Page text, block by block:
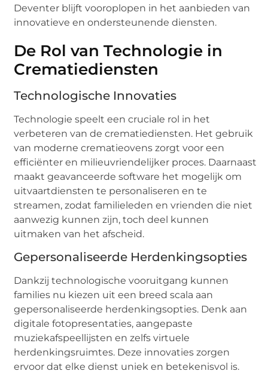
Deventer blijft vooroplopen in het aanbieden van
innovatieve en ondersteunende diensten.
De Rol van Technologie in
Crematiediensten
Technologische Innovaties
Technologie speelt een cruciale rol in het
verbeteren van de crematiediensten. Het gebruik
van moderne crematieovens zorgt voor een
efficiënter en milieuvriendelijker proces. Daarnaast
maakt geavanceerde software het mogelijk om
uitvaartdiensten te personaliseren en te
streamen, zodat familieleden en vrienden die niet
aanwezig kunnen zijn, toch deel kunnen
uitmaken van het afscheid.
Gepersonaliseerde Herdenkingsopties
Dankzij technologische vooruitgang kunnen
families nu kiezen uit een breed scala aan
gepersonaliseerde herdenkingsopties. Denk aan
digitale fotopresentaties, aangepaste
muziekafspeellijsten en zelfs virtuele
herdenkingsruimtes. Deze innovaties zorgen
ervoor dat elke dienst uniek en betekenisvol is.